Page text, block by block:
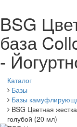
BSG
база
-
Каталог
Базы
Базы
BSG Цветная
голубой (20 мл)